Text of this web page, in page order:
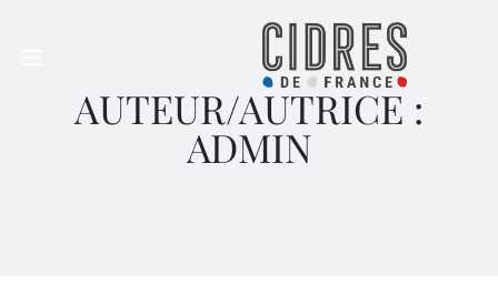
AUTEUR/AUTRICE :
ADMIN